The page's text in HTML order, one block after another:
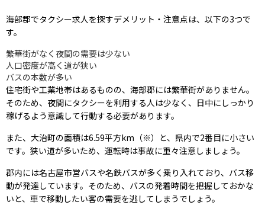
海部郡でタクシー求人を探すデメリット・注意点は、以下の3つで
す。
繁華街がなく夜間の需要は少ない
人口密度が高く道が狭い
バスの本数が多い
住宅街や工業地帯はあるものの、海部郡には繁華街がありません。
そのため、夜間にタクシーを利用する人は少なく、日中にしっかり
稼げるよう意識して行動する必要があります。
また、大治町の面積は6.59平方km（※）と、県内で2番目に小さい
です。狭い道が多いため、運転時は事故に重々注意しましょう。
郡内には名古屋市営バスや名鉄バスが多く乗り入れており、バス移
動が発達しています。そのため、バスの発着時間を把握しておかな
いと、車で移動したい客の需要を逃してしまうでしょう。